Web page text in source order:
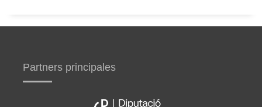
Partners principales